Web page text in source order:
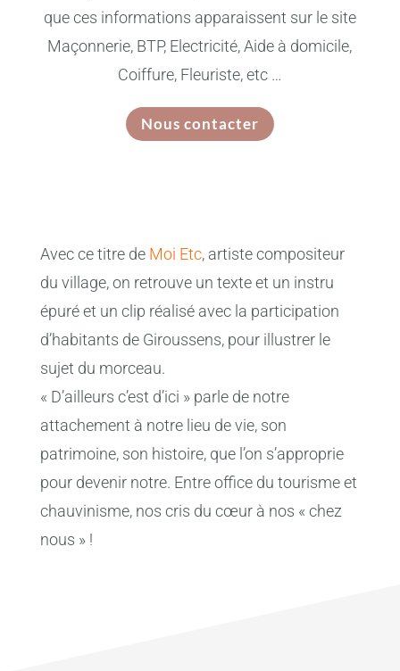
que ces informations apparaissent sur le site
Maçonnerie, BTP, Electricité, Aide à domicile,
Coiffure, Fleuriste, etc …
Nous contacter
Avec ce titre de Moi Etc, artiste compositeur
du village, on retrouve un texte et un instru
épuré et un clip réalisé avec la participation
d’habitants de Giroussens, pour illustrer le
sujet du morceau.
« D’ailleurs c’est d’ici » parle de notre
attachement à notre lieu de vie, son
patrimoine, son histoire, que l’on s’approprie
pour devenir notre. Entre office du tourisme et
chauvinisme, nos cris du cœur à nos « chez
nous » !